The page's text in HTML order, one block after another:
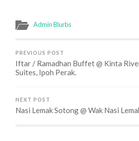
Admin Blurbs
PREVIOUS POST
Iftar / Ramadhan Buffet @ Kinta
Suites, Ipoh Perak.
NEXT POST
Nasi Lemak Sotong @ Wak Nasi